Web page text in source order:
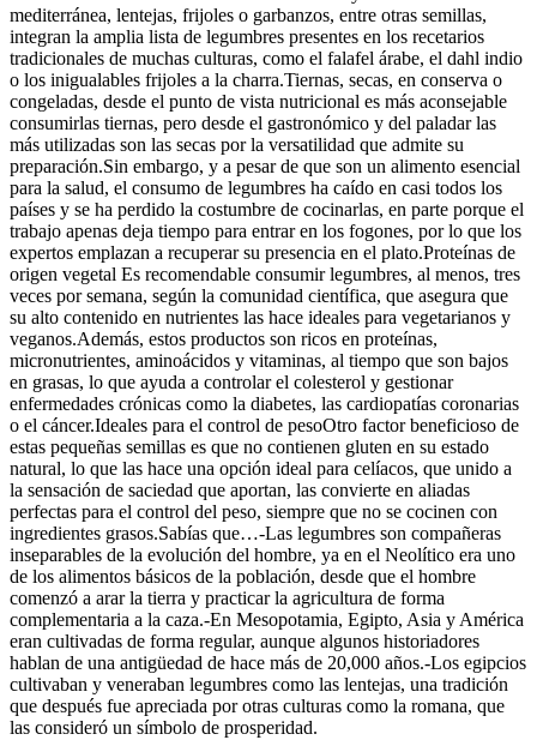
mediterránea, lentejas, frijoles o garbanzos, entre otras semillas,
integran la amplia lista de legumbres presentes en los recetarios
tradicionales de muchas culturas, como el falafel árabe, el dahl indio
o los inigualables frijoles a la charra.Tiernas, secas, en conserva o
congeladas, desde el punto de vista nutricional es más aconsejable
consumirlas tiernas, pero desde el gastronómico y del paladar las
más utilizadas son las secas por la versatilidad que admite su
preparación.Sin embargo, y a pesar de que son un alimento esencial
para la salud, el consumo de legumbres ha caído en casi todos los
países y se ha perdido la costumbre de cocinarlas, en parte porque el
trabajo apenas deja tiempo para entrar en los fogones, por lo que los
expertos emplazan a recuperar su presencia en el plato.Proteínas de
origen vegetal Es recomendable consumir legumbres, al menos, tres
veces por semana, según la comunidad científica, que asegura que
su alto contenido en nutrientes las hace ideales para vegetarianos y
veganos.Además, estos productos son ricos en proteínas,
micronutrientes, aminoácidos y vitaminas, al tiempo que son bajos
en grasas, lo que ayuda a controlar el colesterol y gestionar
enfermedades crónicas como la diabetes, las cardiopatías coronarias
o el cáncer.Ideales para el control de pesoOtro factor beneficioso de
estas pequeñas semillas es que no contienen gluten en su estado
natural, lo que las hace una opción ideal para celíacos, que unido a
la sensación de saciedad que aportan, las convierte en aliadas
perfectas para el control del peso, siempre que no se cocinen con
ingredientes grasos.Sabías que…-Las legumbres son compañeras
inseparables de la evolución del hombre, ya en el Neolítico era uno
de los alimentos básicos de la población, desde que el hombre
comenzó a arar la tierra y practicar la agricultura de forma
complementaria a la caza.-En Mesopotamia, Egipto, Asia y América
eran cultivadas de forma regular, aunque algunos historiadores
hablan de una antigüedad de hace más de 20,000 años.-Los egipcios
cultivaban y veneraban legumbres como las lentejas, una tradición
que después fue apreciada por otras culturas como la romana, que
las consideró un símbolo de prosperidad.